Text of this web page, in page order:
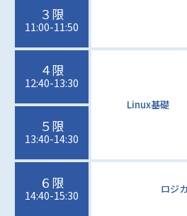
３限
11:00-11:50
４限
12:40-13:30
Linux基礎
５限
13:40-14:30
６限
14:40-15:30 ロジ